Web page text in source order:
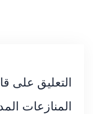
التعليق على